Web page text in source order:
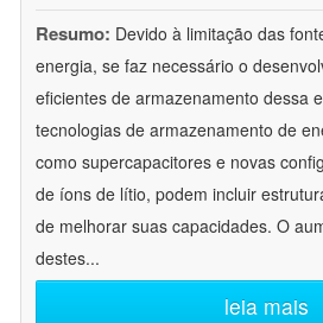
Resumo: Devido à limitação das
energia, se faz necessário o
eficientes de armazenamento dessa
tecnologias de armazenamento de
como supercapacitores e novas
de íons de lítio, podem incluir
de melhorar suas capacidades. O
destes...
leia mais